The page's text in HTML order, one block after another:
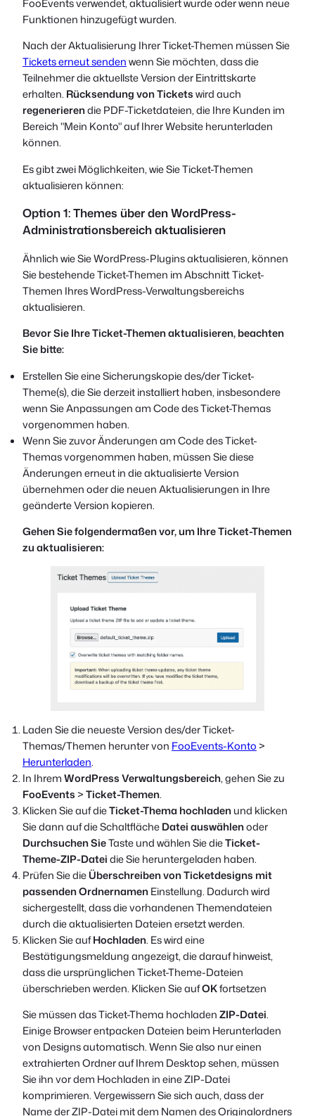
FooEvents verwendet, aktualisiert wurde oder wenn neue
Funktionen hinzugefügt wurden.
Nach der Aktualisierung Ihrer Ticket-Themen müssen Sie
Tickets erneut sendenwenn Sie möchten, dass die
Teilnehmer die aktuellste Version der Eintrittskarte
erhalten. Rücksendung von Ticketswird auch
regenerierendie PDF-Ticketdateien, die Ihre Kunden im
Bereich "Mein Konto" auf Ihrer Website herunterladen
können.
Es gibt zwei Möglichkeiten, wie Sie Ticket-Themen
aktualisieren können:
Option 1: Themes über den WordPress-
Administrationsbereich aktualisieren
Ähnlich wie Sie WordPress-Plugins aktualisieren, können
Sie bestehende Ticket-Themen im Abschnitt Ticket-
Themen Ihres WordPress-Verwaltungsbereichs
aktualisieren.
Bevor Sie Ihre Ticket-Themen aktualisieren, beachten
Sie bitte:
Erstellen Sie eine Sicherungskopie des/der Ticket-
Theme(s), die Sie derzeit installiert haben, insbesondere
wenn Sie Anpassungen am Code des Ticket-Themas
vorgenommen haben.
Wenn Sie zuvor Änderungen am Code des Ticket-
Themas vorgenommen haben, müssen Sie diese
Änderungen erneut in die aktualisierte Version
übernehmen oder die neuen Aktualisierungen in Ihre
geänderte Version kopieren.
Gehen Sie folgendermaßen vor, um Ihre Ticket-Themen
zu aktualisieren:
Laden Sie die neueste Version des/der Ticket-
Themas/Themen herunter von FooEvents-Konto>
Herunterladen.
In IhremWordPress Verwaltungsbereich, gehen Sie zu
FooEvents>Ticket-Themen.
Klicken Sie auf dieTicket-Thema hochladenund klicken
Sie dann auf die SchaltflächeDatei auswählenoder
Durchsuchen SieTaste und wählen Sie dieTicket-
Theme-ZIP-Dateidie Sie heruntergeladen haben.
Prüfen Sie dieÜberschreiben von Ticketdesigns mit
passenden OrdnernamenEinstellung. Dadurch wird
sichergestellt, dass die vorhandenen Themendateien
durch die aktualisierten Dateien ersetzt werden.
Klicken Sie aufHochladen. Es wird eine
Bestätigungsmeldung angezeigt, die darauf hinweist,
dass die ursprünglichen Ticket-Theme-Dateien
überschrieben werden. Klicken Sie aufOKfortsetzen
Sie müssen das Ticket-Thema hochladenZIP-Datei.
Einige Browser entpacken Dateien beim Herunterladen
von Designs automatisch. Wenn Sie also nur einen
extrahierten Ordner auf Ihrem Desktop sehen, müssen
Sie ihn vor dem Hochladen in eine ZIP-Datei
komprimieren. Vergewissern Sie sich auch, dass der
Name der ZIP-Datei mit dem Namen des Originalordners